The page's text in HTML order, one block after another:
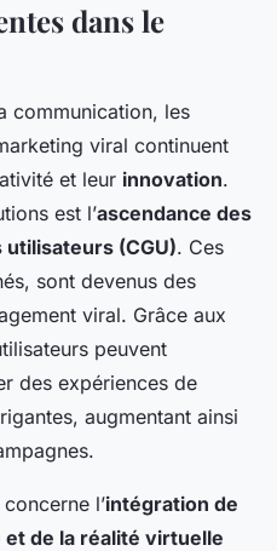
dans le
communication, les
viral continuent
et leur innovation.
est l’ascendance des
(CGU). Ces
sont devenus des
viral. Grâce aux
peuvent
des expériences de
augmentant ainsi
concerne l’intégration de
et de la réalité virtuelle